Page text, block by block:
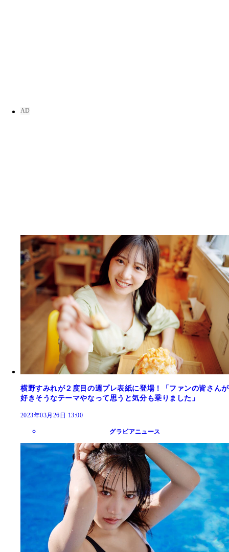
横野すみれが２度目の週プレ表紙に登場！「ファンの皆さんが
好きそうなテーマやなって思うと気分も乗りました」
2023年03月26日 13:00
グラビアニュース